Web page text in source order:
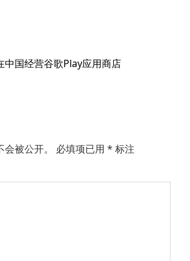
中国经营谷歌Play应用商店
被公开。 必填项已用 * 标注